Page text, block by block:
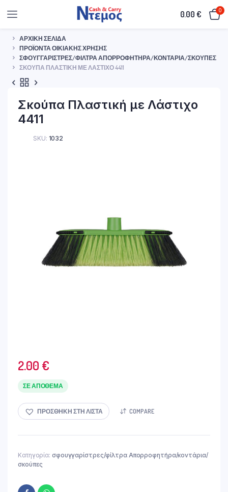
0.00€ 0
ΑΡΧΙΚΉ ΣΕΛΊΔΑ
ΠΡΟΪΌΝΤΑ ΟΙΚΙΑΚΉΣ ΧΡΉΣΗΣ
ΣΦΟΥΓΓΑΡΊΣΤΡΕΣ/ΦΊΛΤΡΑ ΑΠΟΡΡΟΦΗΤΉΡΑ/ΚΟΝΤΆΡΙΑ/ΣΚΟΎΠΕΣ
ΣΚΟΎΠΑ ΠΛΑΣΤΙΚΉ ΜΕ ΛΆΣΤΙΧΟ 4411
Σκούπα Πλαστική με Λάστιχο
4411
SKU: 1032
2.00 €
ΣΕ ΑΠΌΘΕΜΑ
ΠΡΟΣΘΉΚΗ ΣΤΗ ΛΊΣΤΑ COMPARE
Κατηγορία: σφουγγαρίστρες/φίλτρα Απορροφητήρα/κοντάρια/
σκούπες